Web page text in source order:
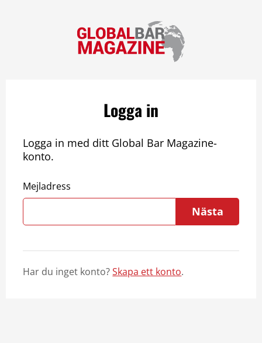
Logga in
Logga in med ditt Global Bar Magazine-
konto.
Mejladress
Nästa
Har du inget konto?Skapa ett konto.